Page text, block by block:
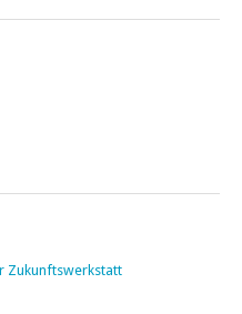
Zukunftswerkstatt